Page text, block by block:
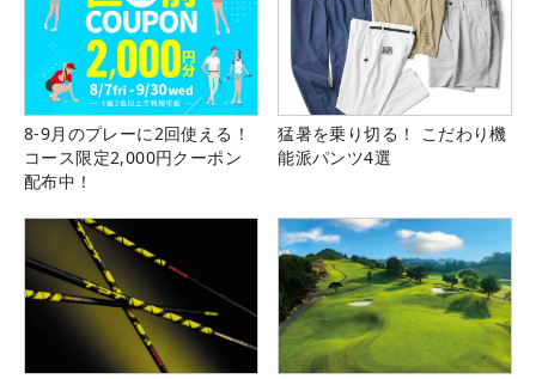
8-9月のプレーに2回使える！
コース限定2,000円クーポン
配布中！
猛暑を乗り切る！ こだわり機
能派パンツ4選